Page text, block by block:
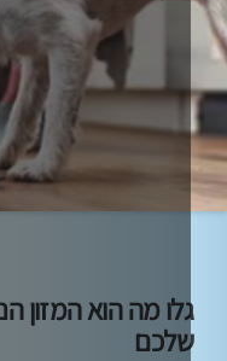
מה הוא המזון